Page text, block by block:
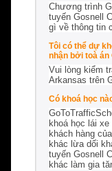
Chương trình
tuyến Gosnell
gì về thông tin
Tôi có thể dự
nhận bởi toà
Vui lòng kiểm
Arkansas trên
Có khoá học
khoá học lái
khách hàng
khác lừa dối
tuyến Gosnell
khác làm gia